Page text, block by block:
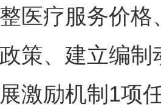
医疗服务价
策、建立编
激励机制1项